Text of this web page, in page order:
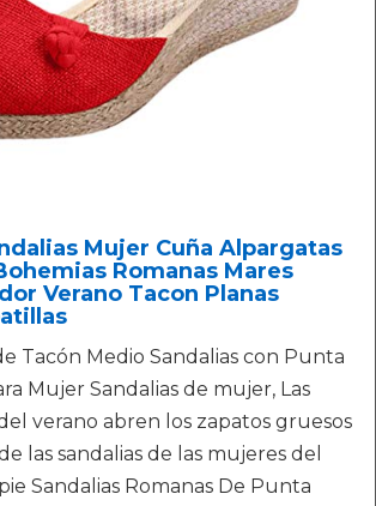
Mujer Cuña Alpargatas
Romanas Mares
Verano Tacon Planas
Tacón Medio Sandalias con Punta
Mujer Sandalias de mujer, Las
verano abren los zapatos gruesos
las sandalias de las mujeres del
Sandalias Romanas De Punta